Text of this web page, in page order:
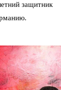
защитник